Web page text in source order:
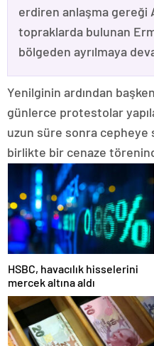
erdiren anlaşma gereği
topraklarda bulunan
bölgeden ayrılmaya
Yenilginin ardından
günlerce protestolar
uzun süre sonra cepheye
birlikte bir cenaze
HSBC, havacılık hisselerini
mercek altına aldı